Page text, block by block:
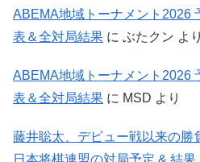
ABEMA地域トーナメント2026
表＆全対局結果 に ぶたクン より
ABEMA地域トーナメント2026
表＆全対局結果 に MSD より
藤井聡太、デビュー戦以来の勝
日本将棋連盟の対局予定 & 結